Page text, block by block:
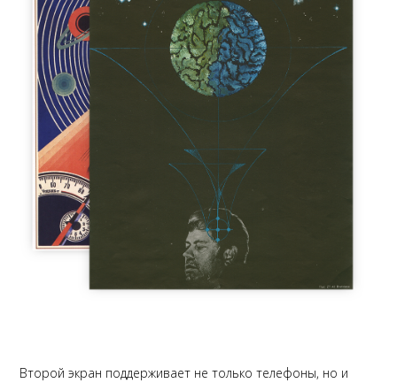
Второй экран поддерживает не только телефоны, но и